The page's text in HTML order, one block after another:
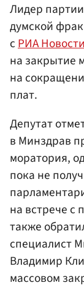
Лидер
думской
сРИА
на закрытие
на
плат.
Депутат
в Минздрав
моратория,
пока не
на встрече с
также
специалист
Владимир
массовом